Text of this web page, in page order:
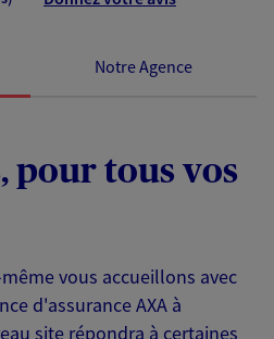
Notre Agence
pour tous vos
vous accueillons avec
d'assurance AXA à
site répondra à certaines